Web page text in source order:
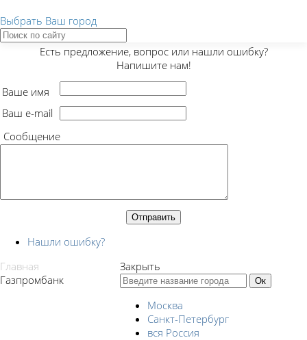
Есть предложение, вопрос или нашли ошибку?
Напишите нам!
Ваше имя
Ваш e-mail
Сообщение
Нашли ошибку?
Выбрать Ваш город
Закрыть
Москва
Санкт-Петербург
вся Россия
Главная
Газпромбанк